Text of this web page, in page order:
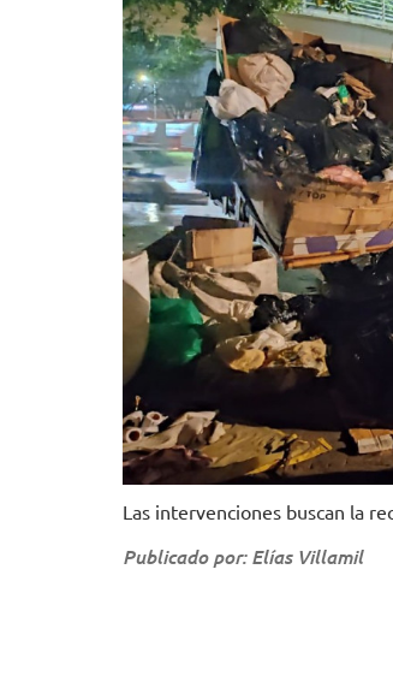
Las intervenciones buscan la
Publicado por: Elías Villamil